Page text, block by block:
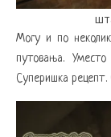
Могу и по
путовања.
Суперишка